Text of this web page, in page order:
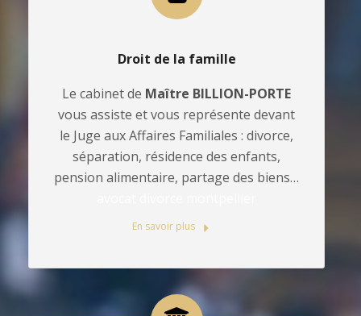
Droit de la famille
Le cabinet de Maître BILLION-PORTE
vous assiste et vous représente devant
le Juge aux Affaires Familiales : divorce,
séparation, résidence des enfants,
pension alimentaire, partage des biens…
En savoir plus